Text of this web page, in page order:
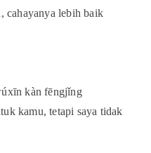
cahayanya lebih baik
kàn fēngjǐng
kamu, tetapi saya tidak